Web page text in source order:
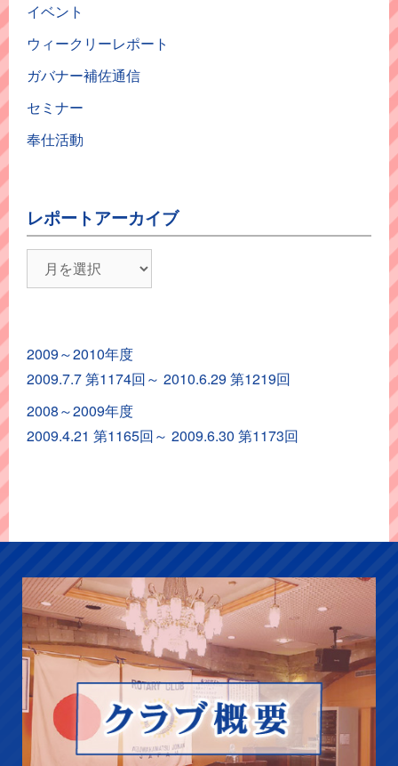
イベント
ウィークリーレポート
ガバナー補佐通信
セミナー
奉仕活動
レポートアーカイブ
ポ
ア
ー
カ
イ
2009～2010年度
2009.7.7 第1174回～ 2010.6.29 第1219回
2008～2009年度
2009.4.21 第1165回～ 2009.6.30 第1173回